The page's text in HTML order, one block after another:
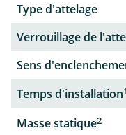
Type d'attelage
Verrouillage de
Sens
Temps d'installation1
Masse statique2